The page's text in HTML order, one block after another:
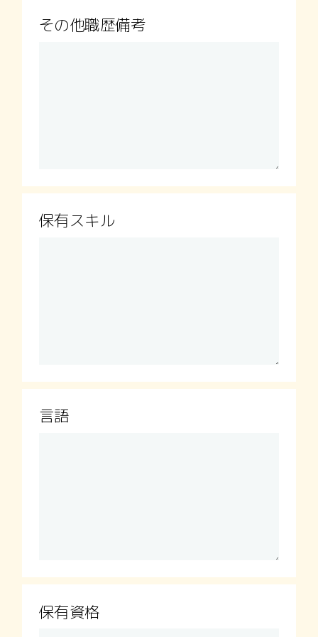
その他職歴備考
保有スキル
言語
保有資格